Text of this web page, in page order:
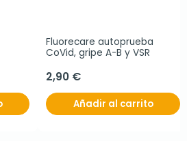
Fluorecare autoprueba
CoVid, gripe A-B y VSR
2,90 €
Añadir al carrito